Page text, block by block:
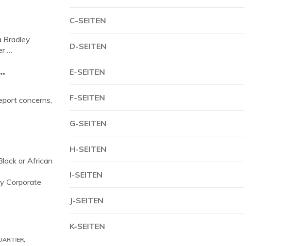
Bradley
…
concerns,
or African
Corporate
C-SEITEN
D-SEITEN
E-SEITEN
F-SEITEN
G-SEITEN
H-SEITEN
I-SEITEN
J-SEITEN
K-SEITEN